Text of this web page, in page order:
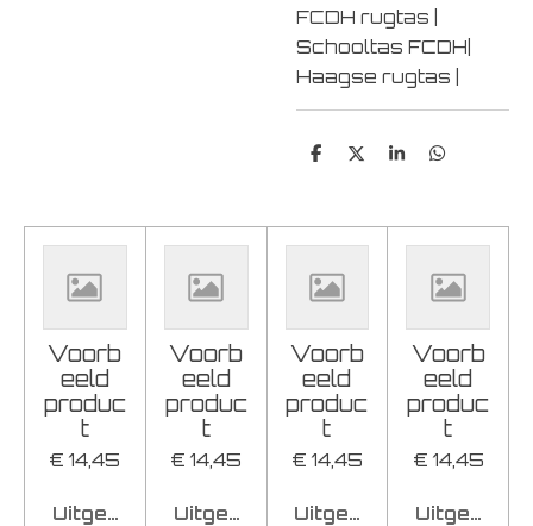
FCDH rugtas |
Schooltas FCDH|
Haagse rugtas |
D
n
D
S
e
D
n
Voorb
eeld
produc
t
€ 14,45
Uitgeschakeld
Voorb
eeld
produc
t
€ 14,45
Uitgeschakeld
Voorb
eeld
produc
t
€ 14,45
Uitgeschakeld
Voorb
eeld
produc
t
€ 14,45